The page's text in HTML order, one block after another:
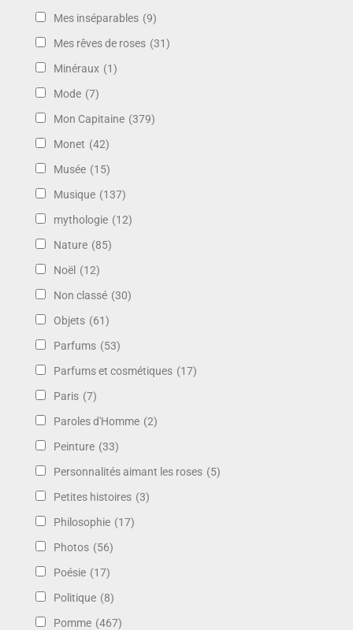
Mes inséparables (9)
Mes rêves de roses (31)
Minéraux (1)
Mode (7)
Mon Capitaine (379)
Monet (42)
Musée (15)
Musique (137)
mythologie (12)
Nature (85)
Noël (12)
Non classé (30)
Objets (61)
Parfums (53)
Parfums et cosmétiques (17)
Paris (7)
Paroles d'Homme (2)
Peinture (33)
Personnalités aimant les roses (5)
Petites histoires (3)
Philosophie (17)
Photos (56)
Poésie (17)
Politique (8)
Pomme (467)